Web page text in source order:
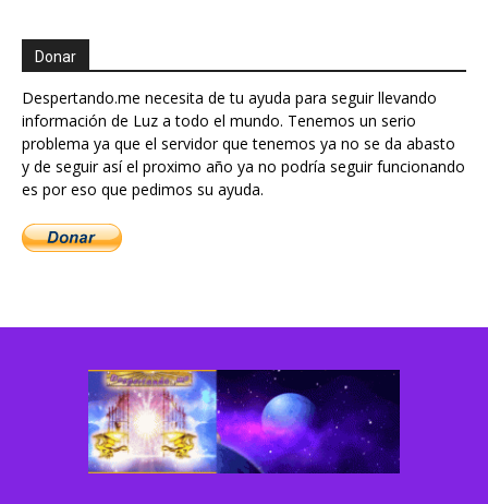
Donar
Despertando.me necesita de tu ayuda para seguir llevando
información de Luz a todo el mundo. Tenemos un serio
problema ya que el servidor que tenemos ya no se da abasto
y de seguir así el proximo año ya no podría seguir funcionando
es por eso que pedimos su ayuda.